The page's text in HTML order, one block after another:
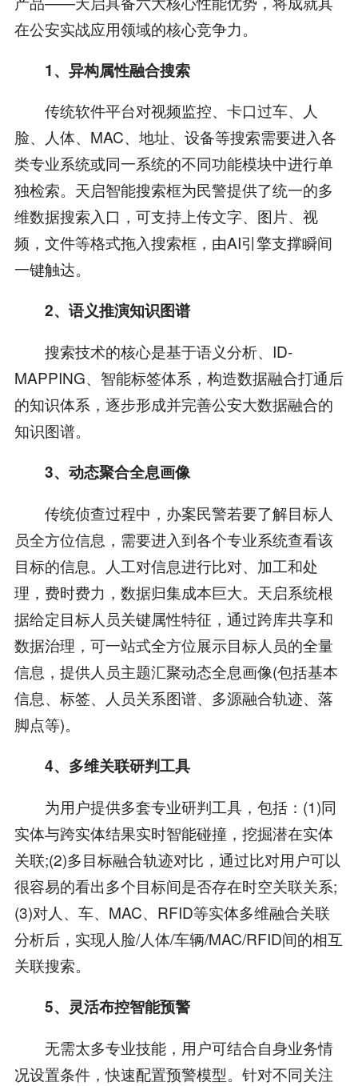
在公安实战应用领域的核心竞争力。
1、异构属性融合搜索
传统软件平台对视频监控、卡口过车、人
脸、人体、MAC、地址、设备等搜索需要进入各
类专业系统或同一系统的不同功能模块中进行单
独检索。天启智能搜索框为民警提供了统一的多
维数据搜索入口，可支持上传文字、图片、视
频，文件等格式拖入搜索框，由AI引擎支撑瞬间
一键触达。
2、语义推演知识图谱
搜索技术的核心是基于语义分析、ID-
MAPPING、智能标签体系，构造数据融合打通后
的知识体系，逐步形成并完善公安大数据融合的
知识图谱。
3、动态聚合全息画像
传统侦查过程中，办案民警若要了解目标人
员全方位信息，需要进入到各个专业系统查看该
目标的信息。人工对信息进行比对、加工和处
理，费时费力，数据归集成本巨大。天启系统根
据给定目标人员关键属性特征，通过跨库共享和
数据治理，可一站式全方位展示目标人员的全量
信息，提供人员主题汇聚动态全息画像(包括基本
信息、标签、人员关系图谱、多源融合轨迹、落
脚点等)。
4、多维关联研判工具
为用户提供多套专业研判工具，包括：(1)同
实体与跨实体结果实时智能碰撞，挖掘潜在实体
关联;(2)多目标融合轨迹对比，通过比对用户可以
很容易的看出多个目标间是否存在时空关联关系;
(3)对人、车、MAC、RFID等实体多维融合关联
分析后，实现人脸/人体/车辆/MAC/RFID间的相互
关联搜索。
5、灵活布控智能预警
无需太多专业技能，用户可结合自身业务情
况设置条件，快速配置预警模型。针对不同关注